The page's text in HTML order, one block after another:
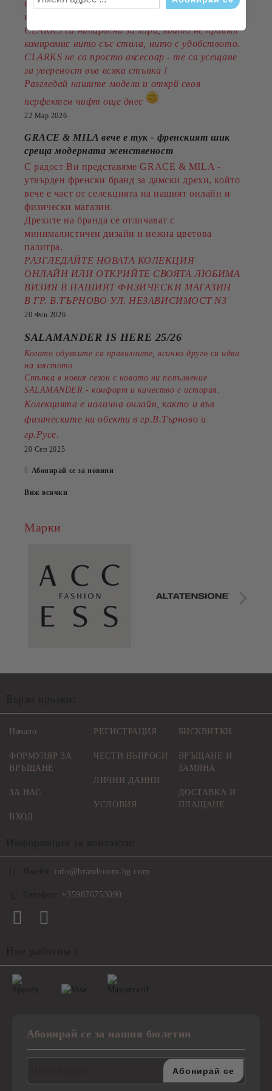
британска класика, съвременен дизайн и
ненадминат комфорт.
CLARKS са напарвени за хора, които не правят
компромис нито със стила, нито с удобството.
CLARKS не са просто аксесоар - те са усещане
за увереност във всяка стъпка !
Разгледай нашите модели и открй своя
перфектен чифт още днес
22 Мар 2026
GRACE & MILA вече е тук - френският шик
среща модерната женственост
С радост Ви представяме GRACE & MILA -
утвърден френски бранд за дамски дрехи, който
вече е част от селекцията на нашият онлайн и
физически магазин.
Дрехите на бранда се отличават с
минималистичен дизайн и нежна цветова
палитра.
РАЗГЛЕДАЙТЕ НОВАТА КОЛЕКЦИЯ
ОНЛАЙН ИЛИ ОТКРИЙТЕ СВОЯТА ЛЮБИМА
ВИЗИЯ В НАШИЯТ ФИЗИЧЕСКИ МАГАЗИН
В ГР. В.ТЪРНОВО УЛ. НЕЗАВИСИМОСТ N3
20 Фев 2026
SALAMANDER IS HERE 25/26
Когато обувките са правилните, всичко друго си идва
на мястото.
Стъпка в новия сезон с новото ни попълнение
SALAMANDER - комфорт и качество с история.
Колекцията е налична онлайн, както и във
физическите ни обекти в гр.В.Търново и
гр.Русе.
20 Сеп 2025
Абонирай се за новини
Виж всички
Марки
Начало
ФОРМУЛЯР ЗА
ВРЪЩАНЕ
ЗА НАС
ВХОД
РЕГИСТРАЦИЯ
ЧЕСТИ ВЪПРОСИ
ЛИЧНИ ДАННИ
УСЛОВИЯ
БИСКВИТКИ
ВРЪЩАНЕ И
ЗАМЯНА
ДОСТАВКА И
ПЛАЩАНЕ
info@brandroom-bg.com
+359876753090
Абонирай се за нашия бюлетин